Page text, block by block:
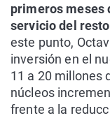
primeros meses
servicio del
este punto,
inversión en el
11 a 20 millones
núcleos
frente a la